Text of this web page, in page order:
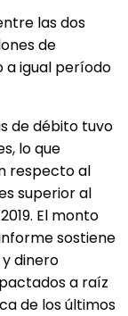
las dos
de
a igual período
de débito tuvo
lo que
respecto al
superior al
El monto
sostiene
dinero
a raíz
de los últimos